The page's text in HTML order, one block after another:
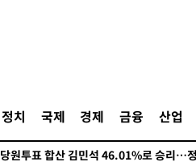
정치 국제 경제 금융 산업
프의 가자 평화 2차 15개조 평화안 '거부'
단식에 '상암벌 들썩'…"세계적인 선수
데뷔 앞둔 이강인, 맨시티전 선발 대신 '벤
원투표 합산 김민석 46.01%로 승리…